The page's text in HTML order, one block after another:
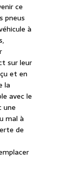
ce
pneus
à
sur leur
et en
la
avec le
une
mal à
de